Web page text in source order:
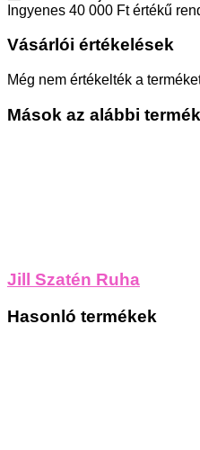
Ingyenes 40 000 Ftértékű
Vásárlói értékelések
Még nem értékelték a
Mások az alábbi
Jill Szatén Ruha
Hasonló termékek